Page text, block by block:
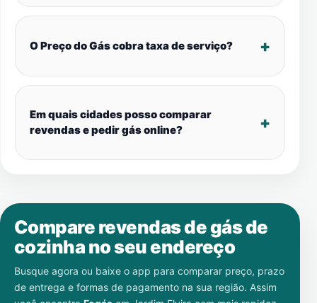
O Preço do Gás cobra taxa de serviço?
Em quais cidades posso comparar
revendas e pedir gás online?
Compare revendas de gás de
cozinha no seu endereço
Busque agora ou baixe o app para comparar preço, prazo
de entrega e formas de pagamento na sua região. Assim